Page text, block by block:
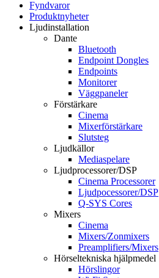
Fyndvaror
Produktnyheter
Ljudinstallation
Dante
Bluetooth
Endpoint Dongles
Endpoints
Monitorer
Väggpaneler
Förstärkare
Cinema
Mixerförstärkare
Slutsteg
Ljudkällor
Mediaspelare
Ljudprocessorer/DSP
Cinema Processorer
Ljudpocessorer/DSP
Q-SYS Cores
Mixers
Cinema
Mixers/Zonmixers
Preamplifiers/Mixers
Hörseltekniska hjälpmedel
Hörslingor